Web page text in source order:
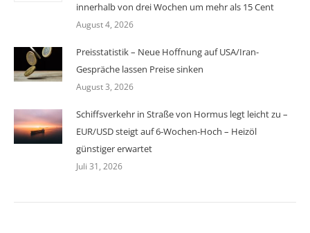
innerhalb von drei Wochen um mehr als 15 Cent
August 4, 2026
Preisstatistik – Neue Hoffnung auf USA/Iran-
Gespräche lassen Preise sinken
August 3, 2026
Schiffsverkehr in Straße von Hormus legt leicht zu –
EUR/USD steigt auf 6-Wochen-Hoch – Heizöl
günstiger erwartet
Juli 31, 2026